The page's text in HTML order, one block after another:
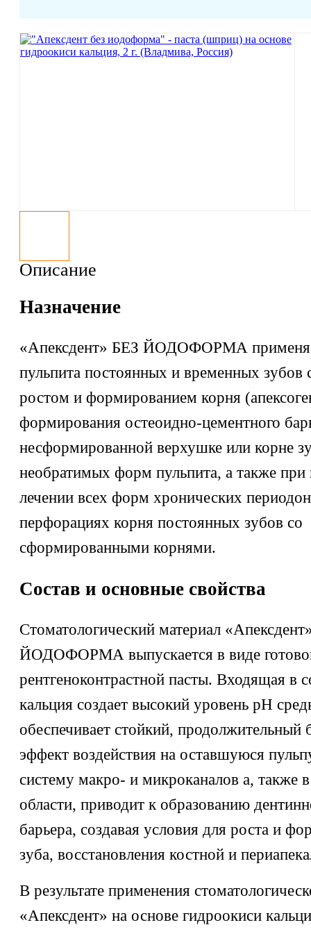
Описание
Назначение
«Апексдент» БЕЗ ЙОДОФОРМА
пульпита постоянных и временных зубов
ростом и формированием корня
формирования остеоидно-цементного
несформированной верхушке или корне
необратимых форм пульпита, а также при
лечении всех форм хронических
перфорациях корня постоянных зубов со
сформированными корнями.
Состав и основные свойства
Стоматологический материал
ЙОДОФОРМА выпускается в виде
рентгеноконтрастной пасты. Входящая в
кальция создает высокий уровень рН
обеспечивает стойкий, продолжительный
эффект воздействия на оставшуюся
систему макро- и микроканалов а, также
области, приводит к образованию
барьера, создавая условия для роста и
зуба, восстановления костной и
В результате применения
«Апексдент» на основе гидроокиси